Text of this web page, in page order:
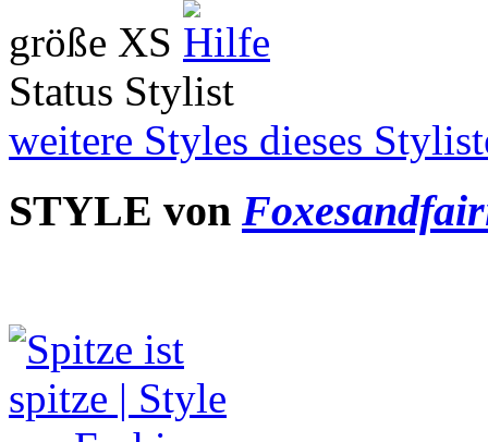
größe XS
Status Stylist
weitere Styles dieses
STYLE von